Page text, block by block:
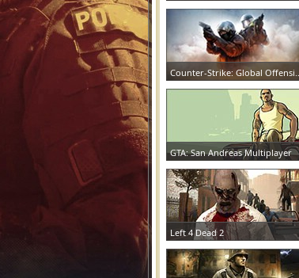
ЗАКАЗАТЬ СЕРВЕР
Counter-
ЗАКАЗАТЬ СЕРВЕР
GTA: San Andreas Multiplayer
ЗАКАЗАТЬ СЕРВЕР
Left 4 Dead 2
ЗАКАЗАТЬ СЕРВЕР